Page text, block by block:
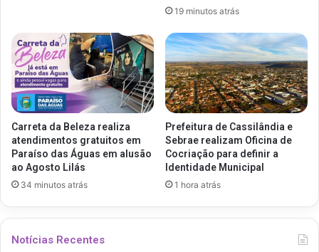
19 minutos atrás
Carreta da Beleza realiza
atendimentos gratuitos em
Paraíso das Águas em alusão
ao Agosto Lilás
34 minutos atrás
Prefeitura de Cassilândia e
Sebrae realizam Oficina de
Cocriação para definir a
Identidade Municipal
1 hora atrás
Notícias Recentes